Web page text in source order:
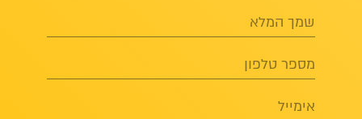
שמך המלא
מספר טלפון
אימייל